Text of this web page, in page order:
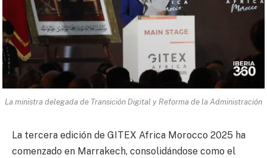
La ministra delegada de Transición Digital y Reforma de la Administración
La tercera edición de GITEX Africa Morocco 2025 ha
comenzado en Marrakech, consolidándose como el